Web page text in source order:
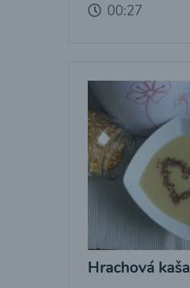
00:27
Hrachová kaša